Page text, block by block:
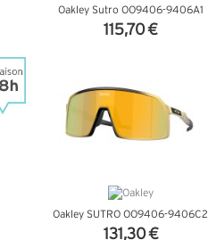
Oakley Sutro OO9406-9406A1
115,70 €
Oakley SUTRO OO9406-9406C2
131,30 €